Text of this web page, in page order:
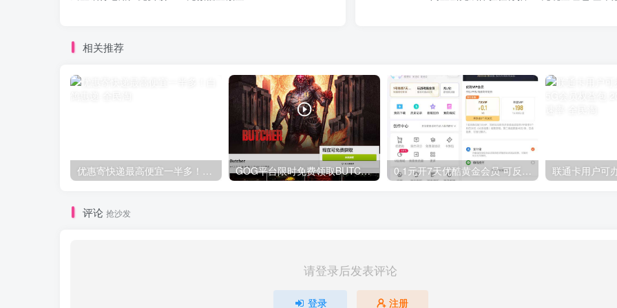
相关推荐
GOG平台限时免费领取BUTCHER（屠夫）
评论 抢沙发
请登录后发表评论
登录 注册